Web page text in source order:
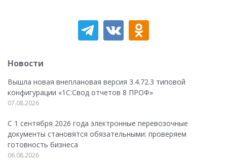
Новости
Вышла новая внеплановая версия 3.4.72.3 типовой
конфигурации «1C:Свод отчетов 8 ПРОФ»
07.08.2026
С 1 сентября 2026 года электронные перевозочные
документы становятся обязательными: проверяем
готовность бизнеса
06.08.2026